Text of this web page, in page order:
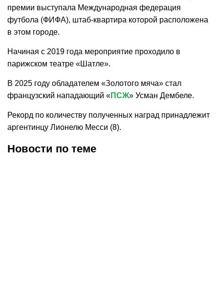
премии выступала Международная федерация
футбола (ФИФА), штаб-квартира которой расположена
в этом городе.
Начиная с 2019 года мероприятие проходило в
парижском театре «Шатле».
В 2025 году обладателем «Золотого мяча» стал
французский нападающий «ПСЖ» Усман Дембеле.
Рекорд по количеству полученных наград принадлежит
аргентинцу Лионелю Месси (8).
Новости по теме